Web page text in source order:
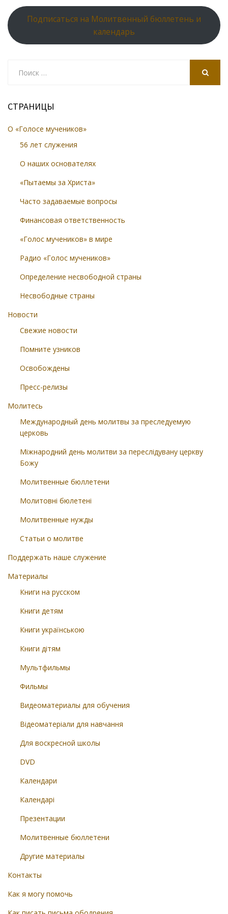
Подписаться на Молитвенный бюллетень и
календарь
СТРАНИЦЫ
О «Голосе мучеников»
56 лет служения
О наших основателях
«Пытаемы за Христа»
Часто задаваемые вопросы
Финансовая ответственность
«Голос мучеников» в мире
Радио «Голос мучеников»
Определение несвободной страны
Несвободные страны
Новости
Свежие новости
Помните узников
Освобождены
Пресс-релизы
Молитесь
Международный день молитвы за преследуемую
церковь
Міжнародний день молитви за переслідувану церкву
Божу
Молитвенные бюллетени
Молитовні бюлетені
Молитвенные нужды
Статьи о молитве
Поддержать наше служение
Материалы
Книги на русском
Книги детям
Книги українською
Книги дітям
Мультфильмы
Фильмы
Видеоматериалы для обучения
Відеоматеріали для навчання
Для воскресной школы
DVD
Календари
Календарі
Презентации
Молитвенные бюллетени
Другие материалы
Контакты
Как я могу помочь